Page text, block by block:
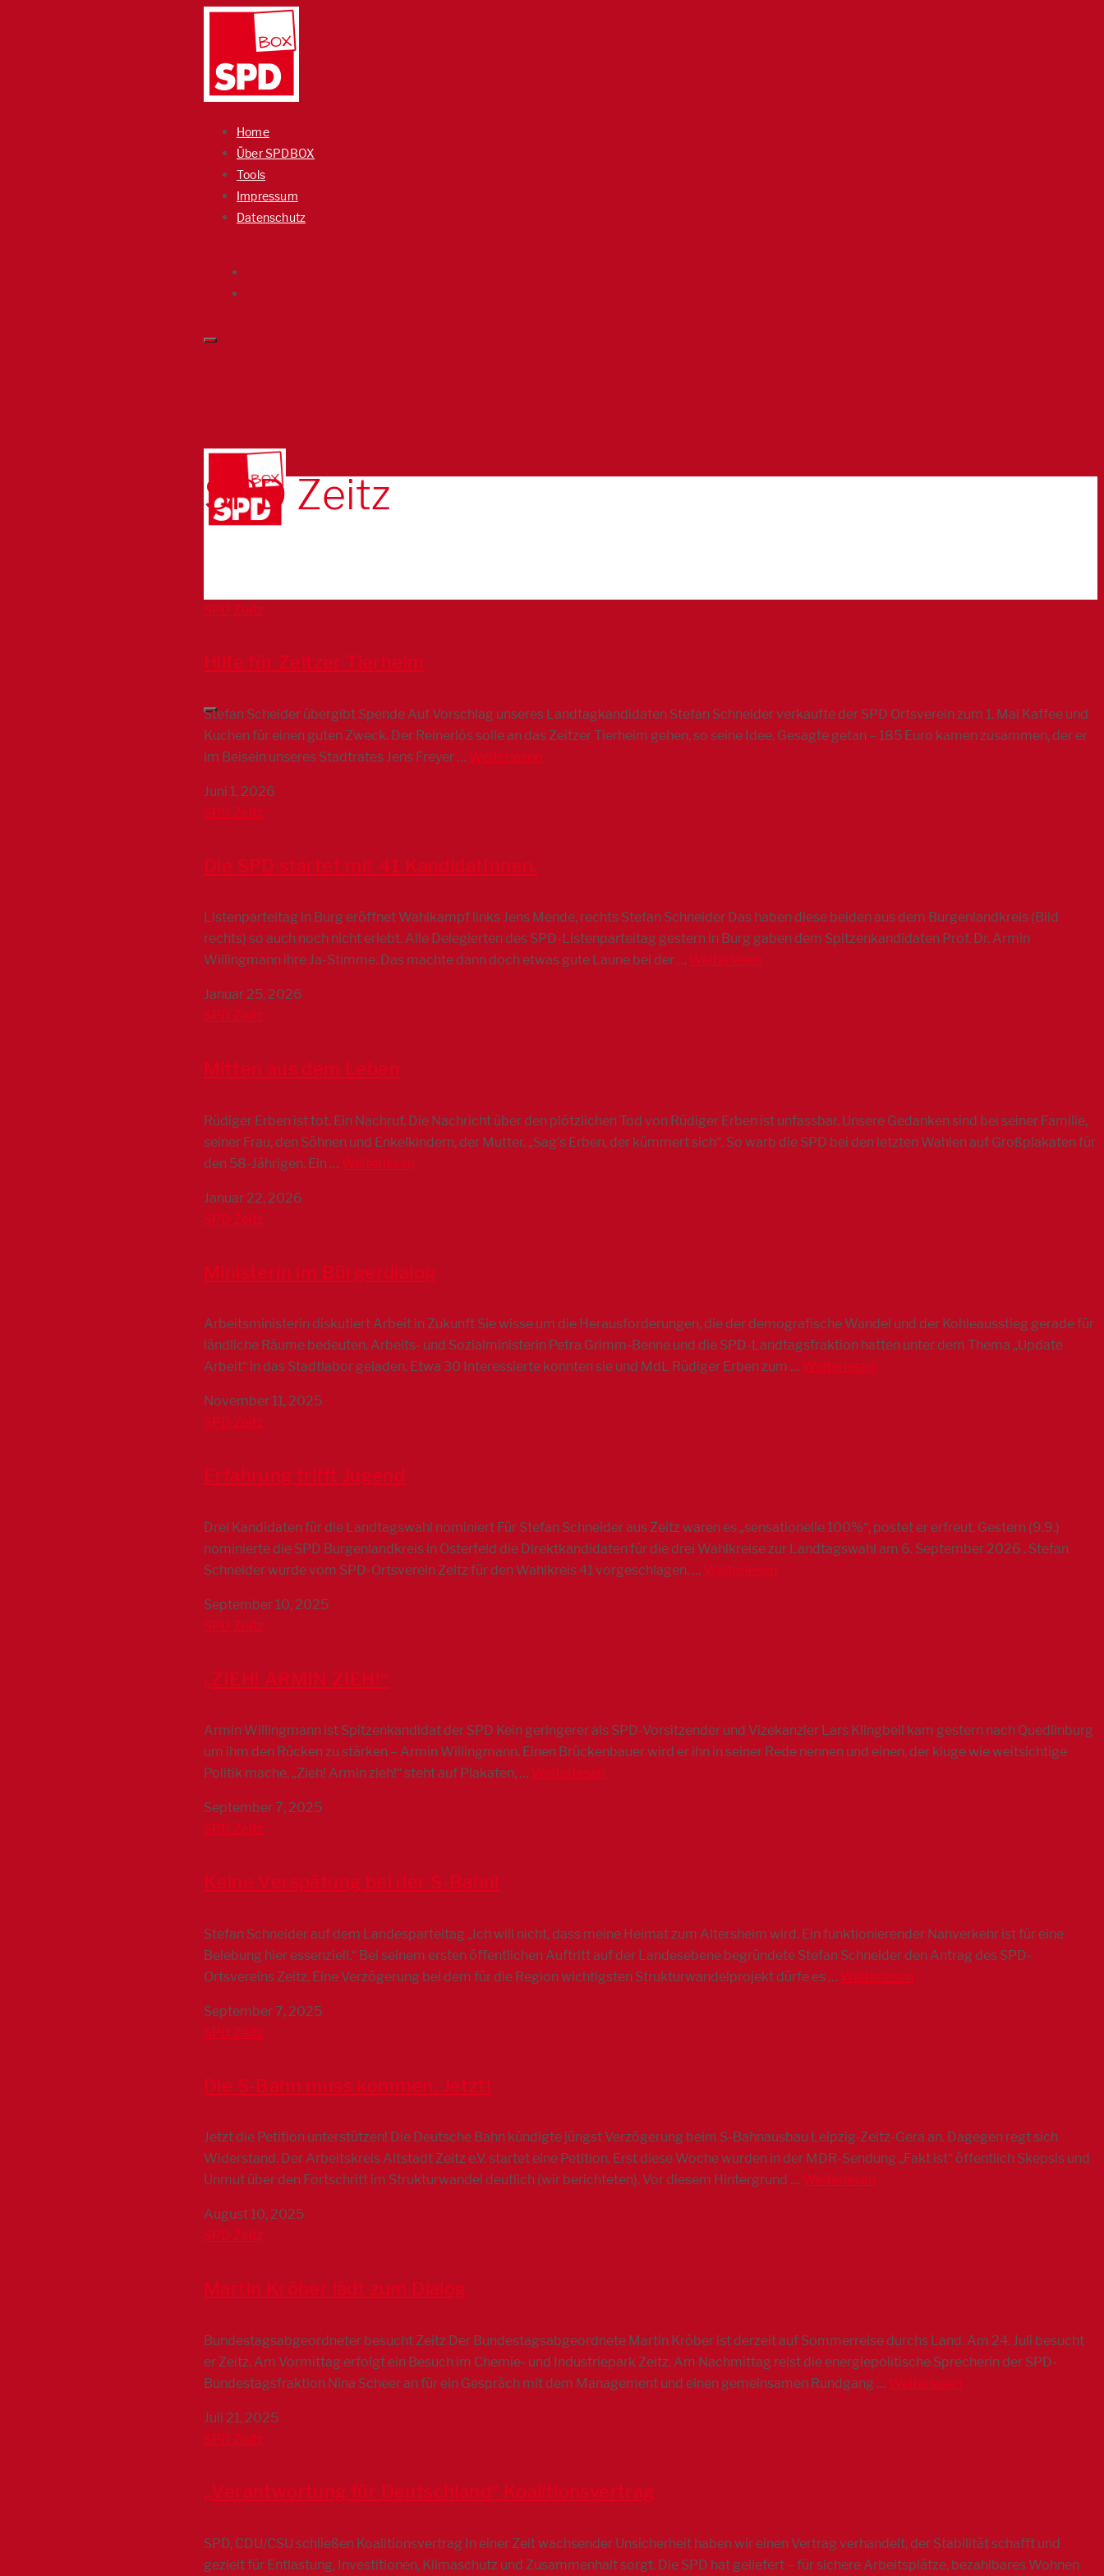
Home
Über SPDBOX
Tools
Impressum
Datenschutz
SPD Zeitz
SPD Zeitz
Hilfe für Zeitzer Tierheim
Stefan Scheider übergibt Spende Auf Vorschlag unseres Landtagkandidaten Stefan Schneider verkaufte der SPD Ortsverein zum 1. Mai Kaffee und
Kuchen für einen guten Zweck. Der Reinerlös solle an das Zeitzer Tierheim gehen, so seine Idee. Gesagte getan – 185 Euro kamen zusammen, der er
im Beisein unseres Stadtrates Jens Freyer … Weiterlesen
Juni 1, 2026
SPD Zeitz
Die SPD startet mit 41 KandidatInnen.
Listenparteitag in Burg eröffnet Wahlkampf links Jens Mende, rechts Stefan Schneider Das haben diese beiden aus dem Burgenlandkreis (Bild
rechts) so auch noch nicht erlebt. Alle Delegierten des SPD-Listenparteitag gestern in Burg gaben dem Spitzenkandidaten Prof. Dr. Armin
Willingmann ihre Ja-Stimme. Das machte dann doch etwas gute Laune bei der … Weiterlesen
Januar 25, 2026
SPD Zeitz
Mitten aus dem Leben
Rüdiger Erben ist tot. Ein Nachruf. Die Nachricht über den plötzlichen Tod von Rüdiger Erben ist unfassbar. Unsere Gedanken sind bei seiner Familie,
seiner Frau, den Söhnen und Enkelkindern, der Mutter. „Sag’s Erben, der kümmert sich“. So warb die SPD bei den letzten Wahlen auf Großplakaten für
den 58-Jährigen. Ein … Weiterlesen
Januar 22, 2026
SPD Zeitz
Ministerin im Bürgerdialog
Arbeitsministerin diskutiert Arbeit in Zukunft Sie wisse um die Herausforderungen, die der demografische Wandel und der Kohleausstieg gerade für
ländliche Räume bedeuten. Arbeits- und Sozialministerin Petra Grimm-Benne und die SPD-Landtagsfraktion hatten unter dem Thema „Update
Arbeit“ in das Stadtlabor geladen. Etwa 30 Interessierte konnten sie und MdL Rüdiger Erben zum … Weiterlesen
November 11, 2025
SPD Zeitz
Erfahrung trifft Jugend
Drei Kandidaten für die Landtagswahl nominiert Für Stefan Schneider aus Zeitz waren es „sensationelle 100%“, postet er erfreut. Gestern (9.9.)
nominierte die SPD Burgenlandkreis in Osterfeld die Direktkandidaten für die drei Wahlkreise zur Landtagswahl am 6. September 2026 . Stefan
Schneider wurde vom SPD-Ortsverein Zeitz für den Wahlkreis 41 vorgeschlagen. … Weiterlesen
September 10, 2025
SPD Zeitz
„ZIEH! ARMIN ZIEH!“
Armin Willingmann ist Spitzenkandidat der SPD Kein geringerer als SPD-Vorsitzender und Vizekanzler Lars Klingbeil kam gestern nach Quedlinburg
um ihm den Rücken zu stärken – Armin Willingmann. Einen Brückenbauer wird er ihn in seiner Rede nennen und einen, der kluge wie weitsichtige
Politik mache. „Zieh! Armin zieh!“ steht auf Plakaten, … Weiterlesen
September 7, 2025
SPD Zeitz
Keine Verspätung bei der S-Bahn!
Stefan Schneider auf dem Landesparteitag „Ich will nicht, dass meine Heimat zum Altersheim wird. Ein funktionierender Nahverkehr ist für eine
Belebung hier essenziell.“ Bei seinem ersten öffentlichen Auftritt auf der Landesebene begründete Stefan Schneider den Antrag des SPD-
Ortsvereins Zeitz. Eine Verzögerung bei dem für die Region wichtigsten Strukturwandelprojekt dürfe es … Weiterlesen
September 7, 2025
SPD Zeitz
Die S-Bahn muss kommen. Jetzt!
Jetzt die Petition unterstützen! Die Deutsche Bahn kündigte jüngst Verzögerung beim S-Bahnausbau Leipzig-Zeitz-Gera an. Dagegen regt sich
Widerstand. Der Arbeitskreis Altstadt Zeitz e.V. startet eine Petition. Erst diese Woche wurden in der MDR-Sendung „Fakt ist“ öffentlich Skepsis und
Unmut über den Fortschritt im Strukturwandel deutlich (wir berichteten). Vor diesem Hintergrund … Weiterlesen
August 10, 2025
SPD Zeitz
Martin Kröber lädt zum Dialog
Bundestagsabgeordneter besucht Zeitz Der Bundestagsabgeordnete Martin Kröber ist derzeit auf Sommerreise durchs Land. Am 24. Juli besucht
er Zeitz. Am Vormittag erfolgt ein Besuch im Chemie- und Industriepark Zeitz. Am Nachmittag reist die energiepolitische Sprecherin der SPD-
Bundestagsfraktion Nina Scheer an für ein Gespräch mit dem Management und einen gemeinsamen Rundgang … Weiterlesen
Juli 21, 2025
SPD Zeitz
„Verantwortung für Deutschland“ Koalitionsvertrag
SPD, CDU/CSU schließen Koalitionsvertrag In einer Zeit wachsender Unsicherheit haben wir einen Vertrag verhandelt, der Stabilität schafft und
gezielt für Entlastung, Investitionen, Klimaschutz und Zusammenhalt sorgt. Die SPD hat geliefert – für sichere Arbeitsplätze, bezahlbares Wohnen